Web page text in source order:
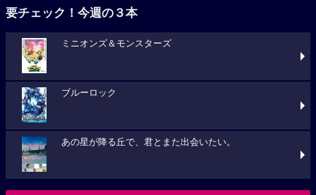
要チェック！今週の３本
ミニオンズ＆モンスターズ
ブルーロック
あの星が降る丘で、君とまた出会いたい。